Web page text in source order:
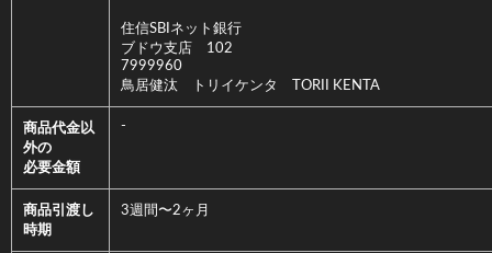
住信SBIネット銀行
ブドウ支店 102
7999960
鳥居健汰 トリイケンタ TORII KENTA
商品代金以
外の
必要金額
-
商品引渡し
時期
3週間〜2ヶ月